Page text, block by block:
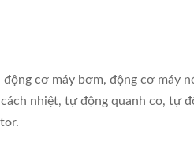
cơ máy bơm, động cơ máy
nhiệt, tự động quanh co, tự